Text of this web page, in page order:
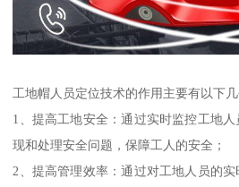
工地帽人员定位技术的作用主要有以下几
1、提高工地安全：通过实时监控工地
现和处理安全问题，保障工人的安全；
2、提高管理效率：通过对工地人员的